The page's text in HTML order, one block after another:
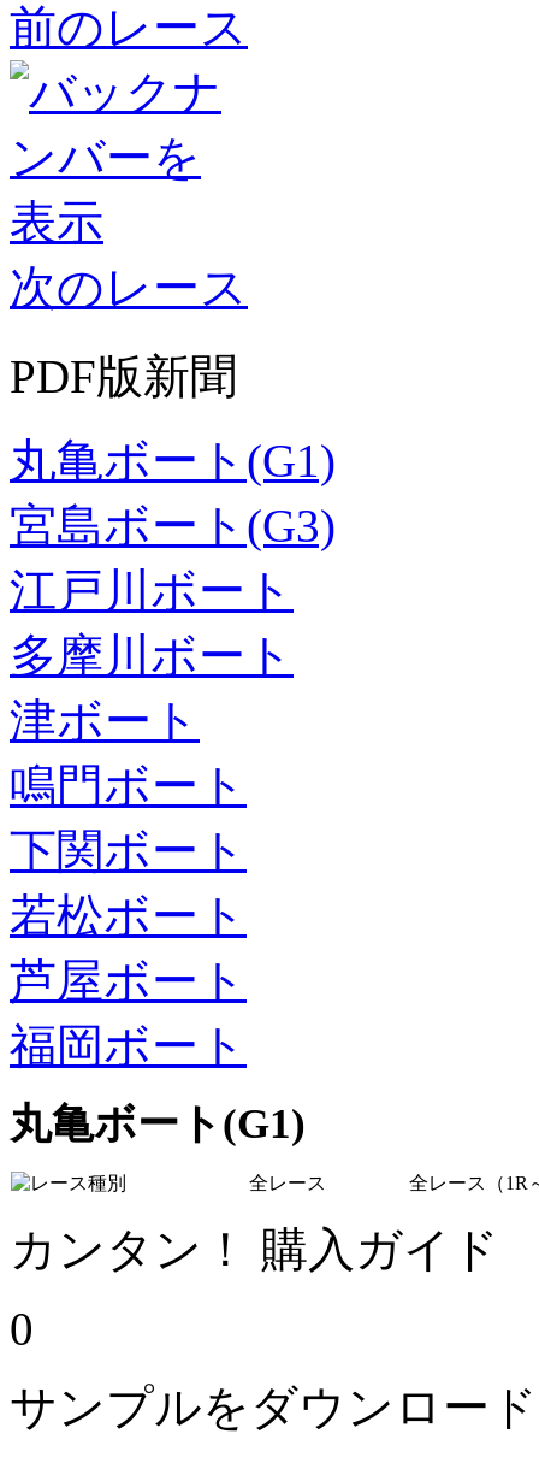
前のレース
次のレース
PDF版新聞
丸亀ボート(G1)
宮島ボート(G3)
江戸川ボート
多摩川ボート
津ボート
鳴門ボート
下関ボート
若松ボート
芦屋ボート
福岡ボート
丸亀ボート(G1)
全レース 全レース（1R
カンタン！ 購入ガイド
0
サンプルをダウンロー